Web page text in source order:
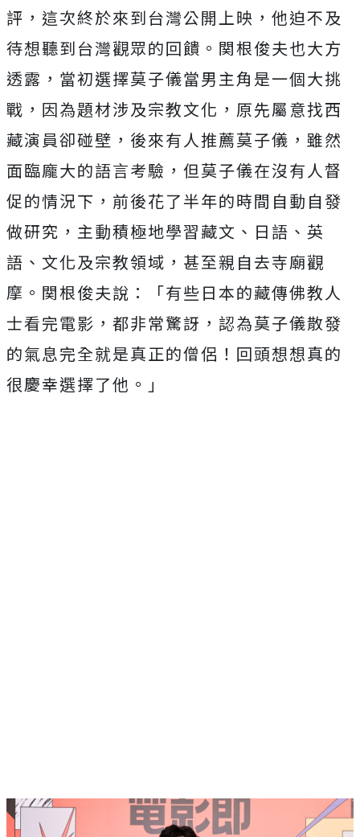
評，這次終於來到台灣公開上映， 他迫不及
待想聽到台灣觀眾的回饋。関根俊夫也大方
透露， 當初選擇莫子儀當男主角是一個大挑
戰，因為題材涉及宗教文化， 原先屬意找西
藏演員卻碰壁，後來有人推薦莫子儀， 雖然
面臨龐大的語言考驗，但莫子儀在沒有人督
促的情況下， 前後花了半年的時間自動自發
做研究，主動積極地學習藏文、日語、 英
語、文化及宗教領域，甚至親自去寺廟觀
摩。関根俊夫說：「有些日本的藏傳佛教人
士看完電影，都非常驚訝， 認為莫子儀散發
的氣息完全就是真正的僧侶！ 回頭想想真的
很慶幸選擇了他。」